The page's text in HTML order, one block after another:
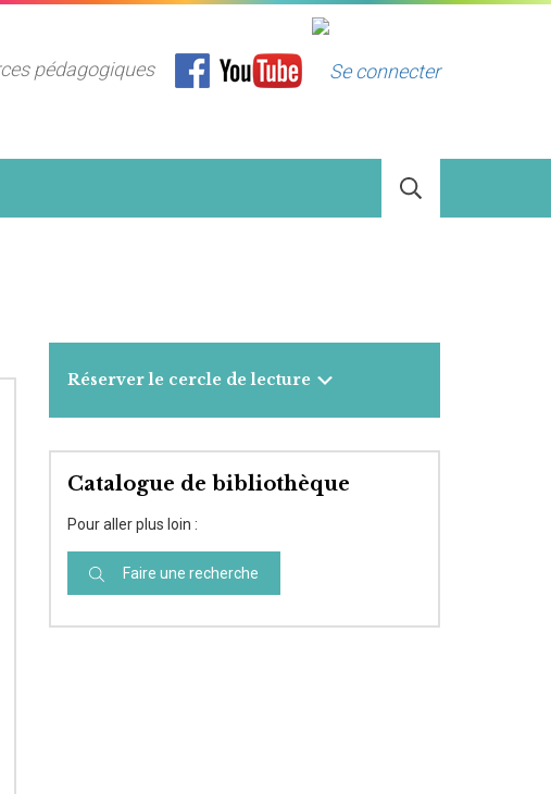
pédagogiques
Réserver le cercle de lecture
Catalogue de bibliothèque
Pour aller plus loin :
Faire une recherche